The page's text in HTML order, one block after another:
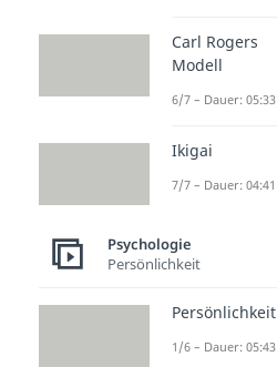
Carl Rogers
Modell
6/7 – Dauer: 05:33
Ikigai
7/7 – Dauer: 04:41
Psychologie
Persönlichkeit
Persönlichkeit
1/6 – Dauer: 05:43